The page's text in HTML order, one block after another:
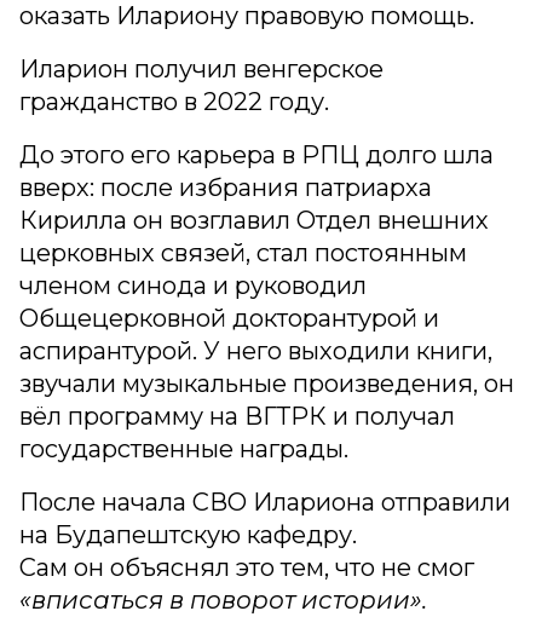
оказать Илариону правовую помощь.
Иларион получил венгерское
гражданство в 2022 году.
До этого его карьера в РПЦ долго шла
вверх: после избрания патриарха
Кирилла он возглавил Отдел внешних
церковных связей, стал постоянным
членом синода и руководил
Общецерковной докторантурой и
аспирантурой. У него выходили книги,
звучали музыкальные произведения, он
вёл программу на ВГТРК и получал
государственные награды.
После начала СВО Илариона отправили
на Будапештскую кафедру.
Сам он объяснял это тем, что не смог
«вписаться в поворот истории».